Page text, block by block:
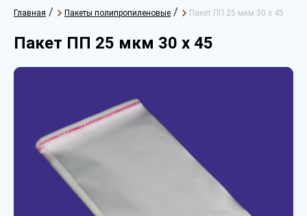
Главная / Пакеты полипропиленовые / Пакет ПП 25 мкм 30 х 45
Пакет ПП 25 мкм 30 х 45